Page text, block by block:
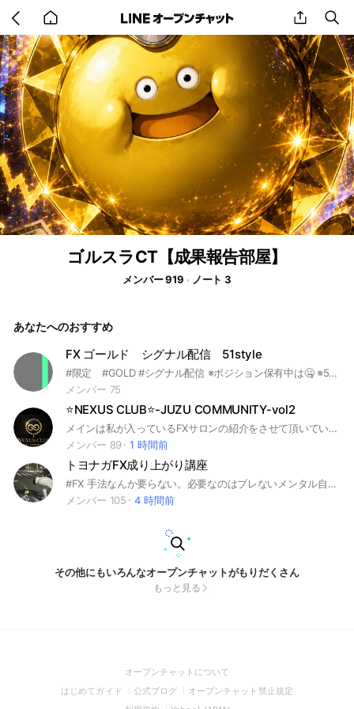
back
to
home
share
ゴルスラCT【成果報告部屋】
メンバー 919 ノート 3
あなたへのおすすめ
FX ゴールド シグナル配信 51style
#限定 #GOLD #シグナル配信 ※ポジション保有中は🤐 ※51styleの全体お知らせをします おまけで #マイニングアプリ #PiNetwork #GoMining #パイネットワーク #ゴーマイニング 両マイニングの情報共有もしております。 #Crypto.com #クリプトドットコム を追加予定です。こちらステーキングです。
メンバー 75
⭐️NEXUS CLUB⭐️-JUZU COMMUNITY-vol2
メインは私が入っているFXサロンの紹介をさせて頂いています。 後、トレード仲間を探してます💻💹 他には私が人柱になった後、素晴らしいと思った案件を紹介して人と人をお繋ぎしたりもしています。 https://lin.ee/VWeJHMK #無料配信 #バイナリーオプション #FX #ツール #補助ツール #裁量 #1分取引 #５分取引 #相場 #為替介入 #日銀 #USD/JPY #日銀 #ドル円
メンバー 89
1 時間前
トヨナガFX成り上がり講座
#FX 手法なんか要らない。必要なのはブレないメンタル自分と向き合う志のみ
メンバー 105
4 時間前
その他にもいろんなオープンチャットがもりだくさん
もっと見る
オープンチャットについて
in
はじめてガイド
(Open
in
公式ブログ
(Open
in
オープンチャット禁止規定(Open